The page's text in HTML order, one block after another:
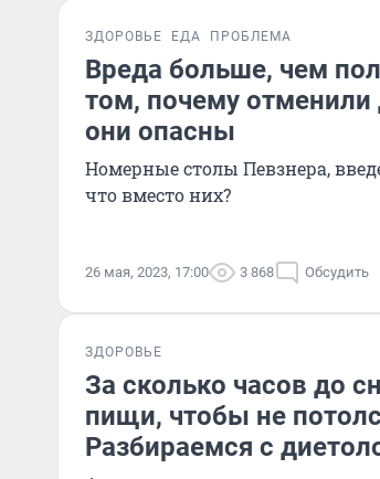
ЗДОРОВЬЕ ЕДА ПРОБЛЕМА
Вреда больше, чем
том, почему
они опасны
Номерные столы Певзнера,
что вместо них?
26 мая, 2023, 17:00 3 868 Обсудить
ЗДОРОВЬЕ
За сколько часов до
пищи, чтобы не
Разбираемся с